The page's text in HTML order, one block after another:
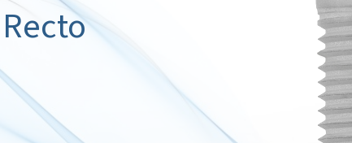
Recto